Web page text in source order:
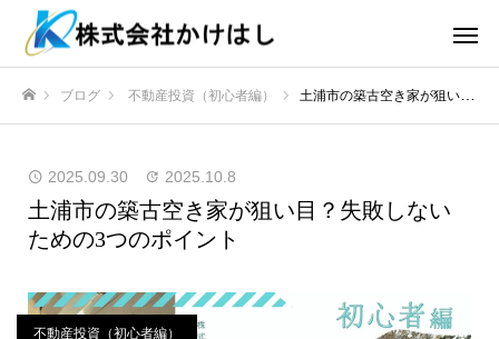
ブログ 不動産投資（初心者編） 土浦市の築古空き家が狙い目？失敗しないための3つのポイント
2025.09.30 2025.10.8
土浦市の築古空き家が狙い目？失敗しない
ための3つのポイント
不動産投資（初心者編）